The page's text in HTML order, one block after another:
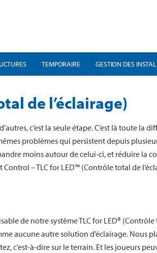
TEMPORAIRE GESTION DES
de l’éclairage)
c’est la seule étape. C’est là toute la
problèmes qui persistent depuis
moins autour de celui-ci, et réduire la
– TLC for LED™ (Contrôle total de
de notre système TLC for LED® (Contrôle
aucune autre solution d’éclairage. Nous
c’est-à-dire sur le terrain. Et les joueurs